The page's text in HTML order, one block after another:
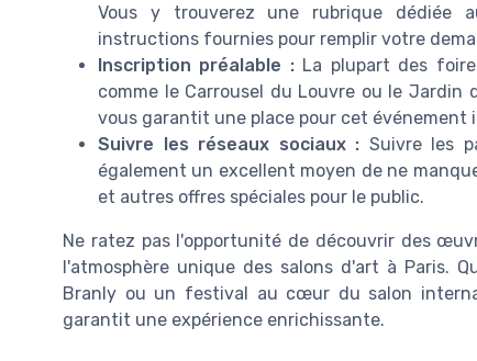
Vous y trouverez une rubrique dédiée
instructions fournies pour remplir votre
Inscription préalable :La plupart des
comme le Carrousel du Louvre ou le Jardin
vous garantit une place pour cet événement
Suivre les réseaux sociaux : Suivre les
également un excellent moyen de ne
et autres offres spéciales pour le public.
Ne ratez pas l'opportunité de découvrir des
l'atmosphère unique des salons d'art à Paris.
Branly ou un festival au cœur du salon
garantit une expérience enrichissante.